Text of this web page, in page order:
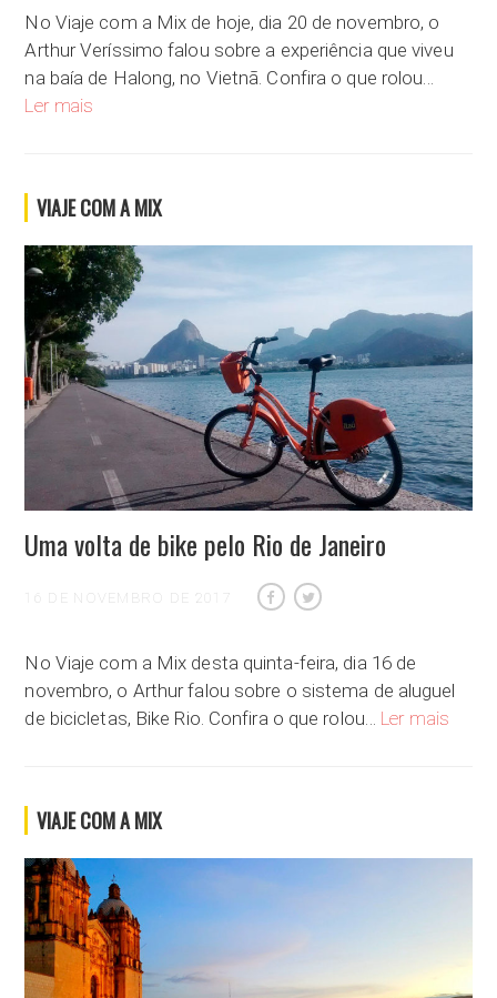
No Viaje com a Mix de hoje, dia 20 de novembro, o
Arthur Veríssimo falou sobre a experiência que viveu
na baía de Halong, no Vietnã. Confira o que rolou…
Ler mais
VIAJE COM A MIX
Uma volta de bike pelo Rio de Janeiro
16 DE NOVEMBRO DE 2017
No Viaje com a Mix desta quinta-feira, dia 16 de
novembro, o Arthur falou sobre o sistema de aluguel
de bicicletas, Bike Rio. Confira o que rolou… Ler mais
VIAJE COM A MIX